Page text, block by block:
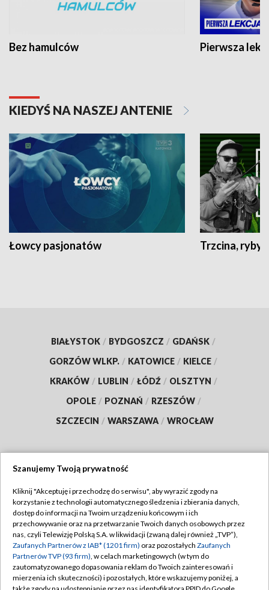
Bez hamulców Pierwsza
KIEDYŚ NA NASZEJ ANTENIE
Łowcy pasjonatów Trzcina, ryby
BIAŁYSTOK / BYDGOSZCZ / GDAŃSK /
GORZÓW WLKP. / KATOWICE / KIELCE /
KRAKÓW / LUBLIN / ŁÓDŹ / OLSZTYN /
OPOLE / POZNAŃ / RZESZÓW /
SZCZECIN / WARSZAWA / WROCŁAW
TVP
Abonament TVP
Emisja w TVP
Centrum informacji TVP
Naziemna Telewizja Cyfrowa
Regulamin TVP
Polityka prywatności
Moje zgody
Pomoc
Szanujemy Twoją prywatność
Kliknij "Akceptuję i przechodzę do serwisu", aby wyrazić zgody na
korzystanie z technologii automatycznego śledzenia i zbierania danych,
dostęp do informacji na Twoim urządzeniu końcowym i ich
przechowywanie oraz na przetwarzanie Twoich danych osobowych przez
nas, czyli Telewizję Polską S.A. w likwidacji (zwaną dalej również „TVP”),
Zaufanych Partnerów z IAB* (1201 firm) oraz pozostałych Zaufanych
Partnerów TVP (93 firm), w celach marketingowych (w tym do
zautomatyzowanego dopasowania reklam do Twoich zainteresowań i
mierzenia ich skuteczności) i pozostałych, które wskazujemy poniżej, a